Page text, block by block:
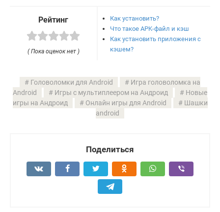
Рейтинг
( Пока оценок нет )
Как установить?
Что такое APK-файл и кэш
Как установить приложения с
кэшем?
Головоломки для Android
Игра головоломка на
Android
Игры с мультиплеером на Андроид
Новые
игры на Андроид
Онлайн игры для Android
Шашки
android
Поделиться